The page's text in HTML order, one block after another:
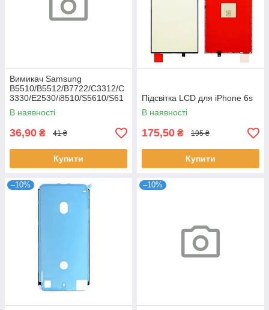
Вимикач Samsung
B5510/B5512/B7722/C3312/C
3330/E2530/i8510/S5610/S61
02
В наявності
36,90 ₴ 41 ₴
Купити
Підсвітка LCD для iPhone 6s
В наявності
175,50 ₴ 195 ₴
Купити
–10% –10%